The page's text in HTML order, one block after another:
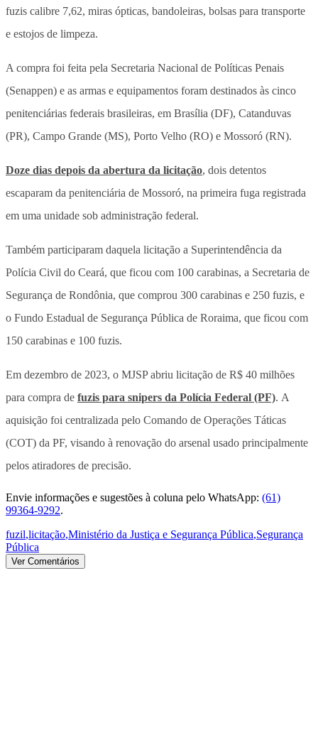
fuzis calibre 7,62, miras ópticas, bandoleiras, bolsas para transporte
e estojos de limpeza.
A compra foi feita pela Secretaria Nacional de Políticas Penais
(Senappen) e as armas e equipamentos foram destinados às cinco
penitenciárias federais brasileiras, em Brasília (DF), Catanduvas
(PR), Campo Grande (MS), Porto Velho (RO) e Mossoró (RN).
Doze dias depois da abertura da licitação, dois detentos
escaparam da penitenciária de Mossoró, na primeira fuga registrada
em uma unidade sob administração federal.
Também participaram daquela licitação a Superintendência da
Polícia Civil do Ceará, que ficou com 100 carabinas, a Secretaria de
Segurança de Rondônia, que comprou 300 carabinas e 250 fuzis, e
o Fundo Estadual de Segurança Pública de Roraima, que ficou com
150 carabinas e 100 fuzis.
Em dezembro de 2023, o MJSP abriu licitação de R$ 40 milhões
para compra de fuzis para snipers da Polícia Federal (PF). A
aquisição foi centralizada pelo Comando de Operações Táticas
(COT) da PF, visando à renovação do arsenal usado principalmente
pelos atiradores de precisão.
Envie informações e sugestões à coluna pelo WhatsApp: (61)
99364-9292.
fuzil,licitação,Ministério da Justiça e Segurança Pública,Segurança
Pública
Ver Comentários